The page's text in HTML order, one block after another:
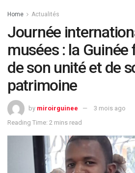
Home Actualités
Journée
musées : la
de son unité et de
patrimoine
by miroirguinee
3 mois ago
Reading Time: 2 mins read